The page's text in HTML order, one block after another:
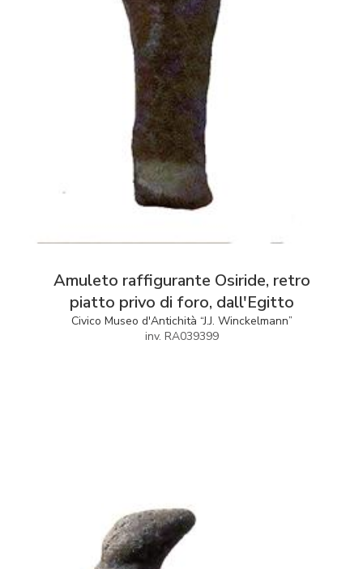
Amuleto raffigurante Osiride, retro
piatto privo di foro, dall'Egitto
Civico Museo d'Antichità “J.J. Winckelmann”
inv. RA039399